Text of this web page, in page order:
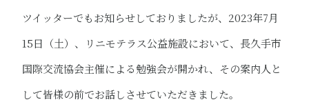
ツイッターでもお知らせしておりましたが、2023年7月
15日（土）、リニモテラス公益施設において、長久手市
国際交流協会主催による勉強会が開かれ、その案内人と
して皆様の前でお話しさせていただきました。